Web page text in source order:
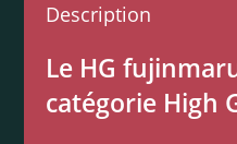
Description
Le HG
catégorie High